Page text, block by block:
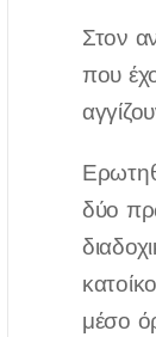
Στον
που
δύο
μέσο